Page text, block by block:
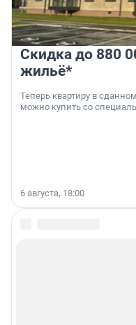
Скидка до 880
жильё*
Теперь квартиру в
можно купить со
6 августа, 18:00